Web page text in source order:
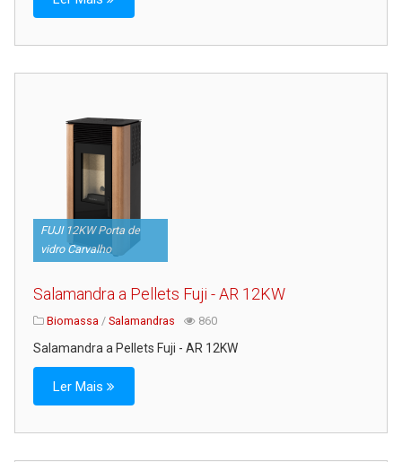
FUJI 12KW Porta de
vidro Carvalho
Salamandra a Pellets Fuji - AR 12KW
Biomassa / Salamandras 860
Salamandra a Pellets Fuji - AR 12KW
Ler Mais